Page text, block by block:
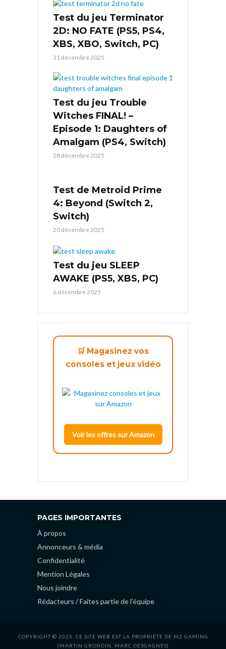
Test du jeu Terminator
2D: NO FATE (PS5, PS4,
XBS, XBO, Switch, PC)
31 décembre 2025
Test du jeu Trouble
Witches FINAL! –
Episode 1: Daughters of
Amalgam (PS4, Switch)
28 décembre 2025
Test de Metroid Prime
4: Beyond (Switch 2,
Switch)
20 décembre 2025
Test du jeu SLEEP
AWAKE (PS5, XBS, PC)
6 décembre 2025
🛒 Magasinez vos
consoles et jeux vidéo
Voir les offres sur Amazon
PAGES IMPORTANTES
À propos
Annonceurs & média
Confidentialité
Mention Légales
Nous joindre
Rédacteurs / Faites partie de l’équipe
COPYRIGHT © 2025. CE SITE WEB EST LA PROPRIÉTÉ DE M2 GAMING
(MARTIN GRONDIN, MARC DESGAGNÉS)